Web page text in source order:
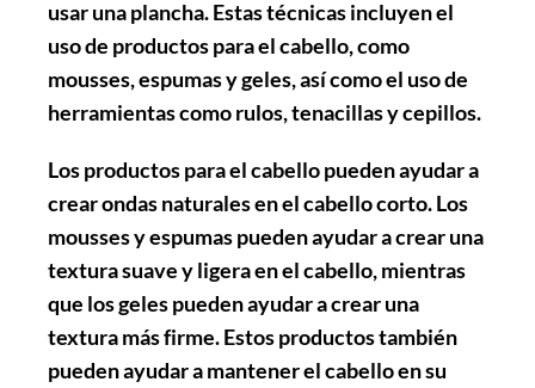
usar una plancha. Estas técnicas incluyen el
uso de productos para el cabello, como
mousses, espumas y geles, así como el uso de
herramientas como rulos, tenacillas y cepillos.
Los productos para el cabello pueden ayudar a
crear ondas naturales en el cabello corto. Los
mousses y espumas pueden ayudar a crear una
textura suave y ligera en el cabello, mientras
que los geles pueden ayudar a crear una
textura más firme. Estos productos también
pueden ayudar a mantener el cabello en su